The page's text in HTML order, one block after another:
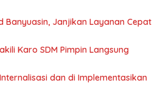
Banyuasin, Janjikan Layanan Cepat
Karo SDM Pimpin Langsung
dan di Implementasikan